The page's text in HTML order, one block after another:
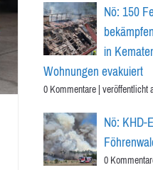
Nö: 150
in
Wohnungen evakuiert
0 Kommentare|veröffentlicht
Nö: KHD-
0